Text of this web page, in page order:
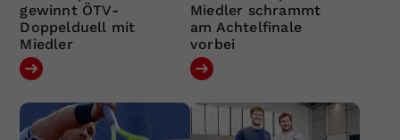
gewinnt ÖTV-
Doppelduell mit
Miedler
Miedler schrammt
am Achtelfinale
vorbei